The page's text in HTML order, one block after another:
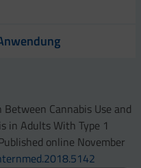
Cannabis Use and
in Adults With Type 1
online November